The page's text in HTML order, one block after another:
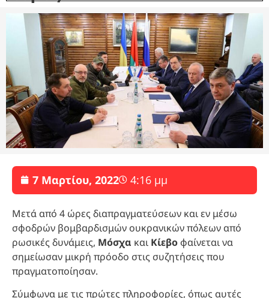
7 Μαρτίου, 2022 4:16 μμ
Μετά από 4 ώρες διαπραγματεύσεων και εν μέσω
σφοδρών βομβαρδισμών ουκρανικών πόλεων από
ρωσικές δυνάμεις, Μόσχα και Κίεβο φαίνεται να
σημείωσαν μικρή πρόοδο στις συζητήσεις που
πραγματοποίησαν.
Σύμφωνα με τις πρώτες πληροφορίες, όπως αυτές